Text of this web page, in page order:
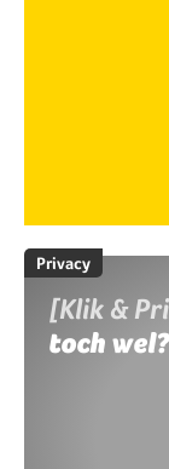
Privacy
[Klik &
toch wel?